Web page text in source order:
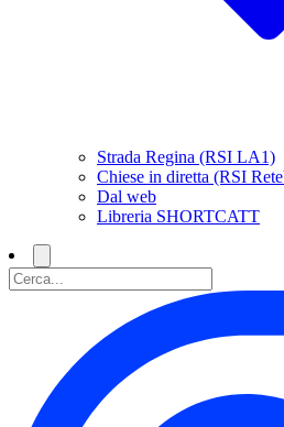
Strada Regina (RSI LA1)
Chiese in diretta (RSI
Dal web
Libreria SHORTCATT